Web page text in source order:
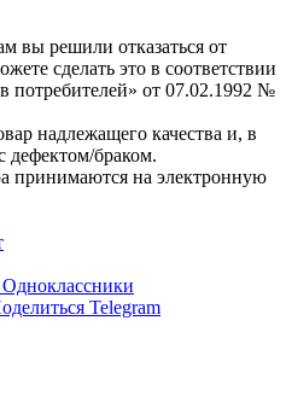
вы решили отказаться от
сделать это в соответствии
потребителей» от 07.02.1992 №
надлежащего качества и, в
дефектом/браком.
принимаются на электронную